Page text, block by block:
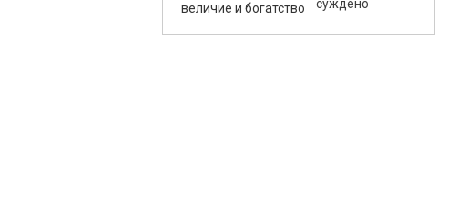
величие и богатство